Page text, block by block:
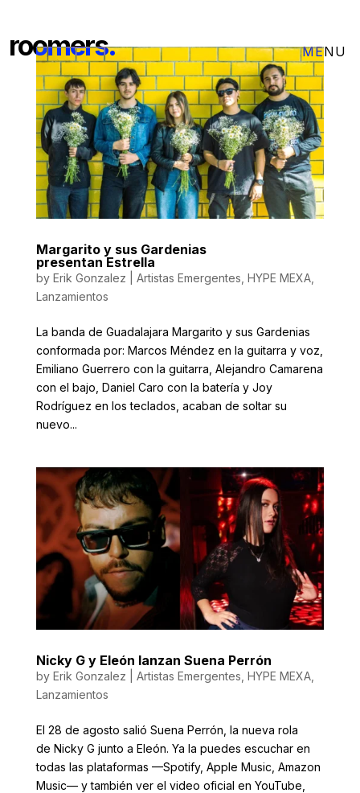
roomers.
Margarito y sus Gardenias
presentan Estrella
by Erik Gonzalez Artistas Emergentes HYPE MEXA,
Lanzamientos
La banda de Guadalajara Margarito y sus Gardenias
conformada por: Marcos Méndez en la guitarra y voz,
Emiliano Guerrero con la guitarra, Alejandro Camarena
con el bajo, Daniel Caro con la batería y Joy
Rodríguez en los teclados, acaban de soltar su
nuevo...
Nicky G y Eleón lanzan Suena Perrón
by Erik Gonzalez Artistas Emergentes HYPE MEXA,
Lanzamientos
El 28 de agosto salió Suena Perrón, la nueva rola
de Nicky G junto a Eleón. Ya la puedes escuchar en
todas las plataformas —Spotify, Apple Music, Amazon
Music— y también ver el video oficial en YouTube,